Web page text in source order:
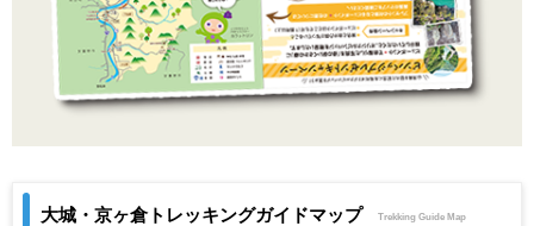
大城・京ヶ倉トレッキングガイドマップ Trekking Guide Map